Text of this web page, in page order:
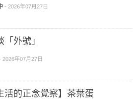
- 2026年07月27日
「外號」
2026年07月27日
活的正念覺察】茶葉蛋